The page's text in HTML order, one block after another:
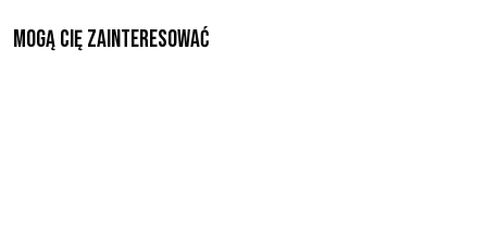
Mogą Cię zainteresować